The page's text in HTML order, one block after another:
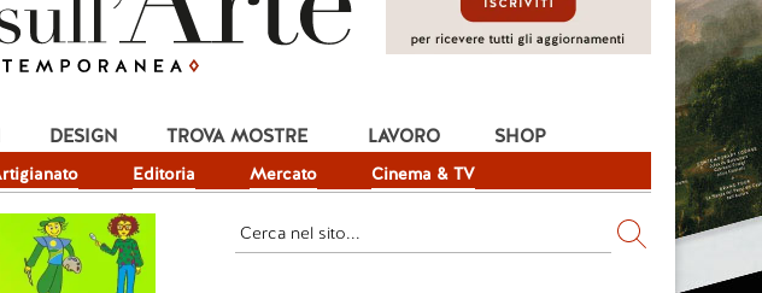
Editoria Mercato Cinema & TV
DESIGN TROVA MOSTRE LAVORO SHOP